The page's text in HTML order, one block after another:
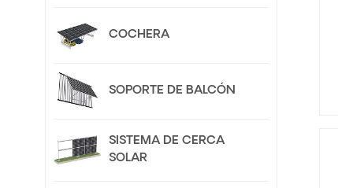
COCHERA
SOPORTE DE BALCÓN
SISTEMA DE CERCA
SOLAR